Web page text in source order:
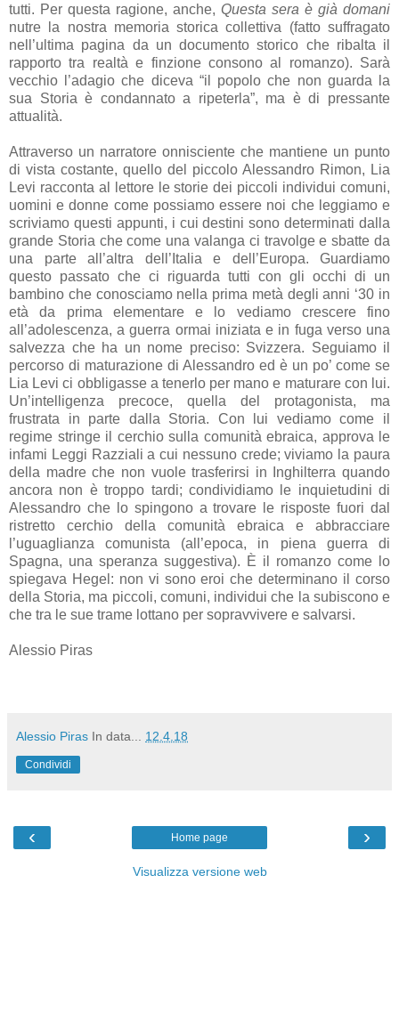
tutti. Per questa ragione, anche, Questa sera è già domani
nutre la nostra memoria storica collettiva (fatto suffragato
nell’ultima pagina da un documento storico che ribalta il
rapporto tra realtà e finzione consono al romanzo). Sarà
vecchio l’adagio che diceva “il popolo che non guarda la
sua Storia è condannato a ripeterla”, ma è di pressante
attualità.
Attraverso un narratore onnisciente che mantiene un punto
di vista costante, quello del piccolo Alessandro Rimon, Lia
Levi racconta al lettore le storie dei piccoli individui comuni,
uomini e donne come possiamo essere noi che leggiamo e
scriviamo questi appunti, i cui destini sono determinati dalla
grande Storia che come una valanga ci travolge e sbatte da
una parte all’altra dell’Italia e dell’Europa. Guardiamo
questo passato che ci riguarda tutti con gli occhi di un
bambino che conosciamo nella prima metà degli anni ‘30 in
età da prima elementare e lo vediamo crescere fino
all’adolescenza, a guerra ormai iniziata e in fuga verso una
salvezza che ha un nome preciso: Svizzera. Seguiamo il
percorso di maturazione di Alessandro ed è un po’ come se
Lia Levi ci obbligasse a tenerlo per mano e maturare con lui.
Un’intelligenza precoce, quella del protagonista, ma
frustrata in parte dalla Storia. Con lui vediamo come il
regime stringe il cerchio sulla comunità ebraica, approva le
infami Leggi Razziali a cui nessuno crede; viviamo la paura
della madre che non vuole trasferirsi in Inghilterra quando
ancora non è troppo tardi; condividiamo le inquietudini di
Alessandro che lo spingono a trovare le risposte fuori dal
ristretto cerchio della comunità ebraica e abbracciare
l’uguaglianza comunista (all’epoca, in piena guerra di
Spagna, una speranza suggestiva). È il romanzo come lo
spiegava Hegel: non vi sono eroi che determinano il corso
della Storia, ma piccoli, comuni, individui che la subiscono e
che tra le sue trame lottano per sopravvivere e salvarsi.
Alessio Piras
Alessio Piras In data... 12.4.18
Condividi
‹ ›
Home page
Visualizza versione web